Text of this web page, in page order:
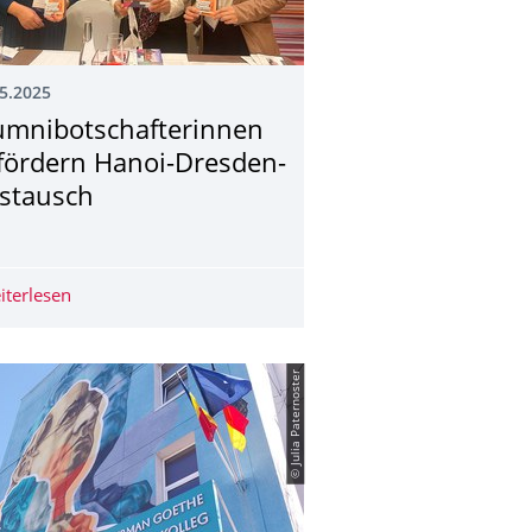
Hanoi-Dresden-
© Julia Paternoster